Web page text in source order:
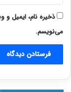
ذخیره نام، ایمیل و
می‌نویسم.